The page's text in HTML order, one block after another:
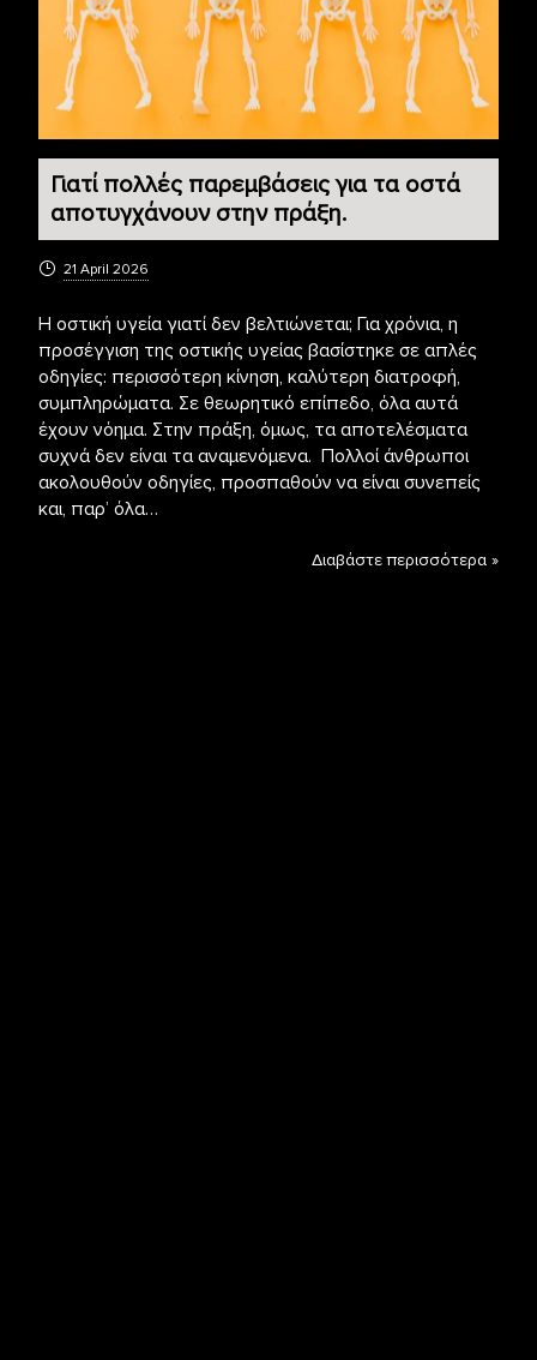
Γιατί πολλές παρεμβάσεις για τα οστά
αποτυγχάνουν στην πράξη.
21 April 2026
Η οστική υγεία γιατί δεν βελτιώνεται; Για χρόνια, η
προσέγγιση της οστικής υγείας βασίστηκε σε απλές
οδηγίες: περισσότερη κίνηση, καλύτερη διατροφή,
συμπληρώματα. Σε θεωρητικό επίπεδο, όλα αυτά
έχουν νόημα. Στην πράξη, όμως, τα αποτελέσματα
συχνά δεν είναι τα αναμενόμενα. Πολλοί άνθρωποι
ακολουθούν οδηγίες, προσπαθούν να είναι συνεπείς
και, παρ’ όλα…
Διαβάστε περισσότερα »